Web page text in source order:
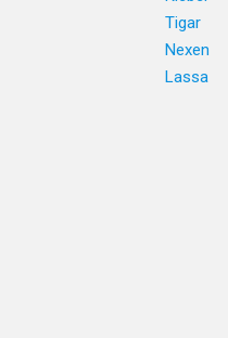
Tigar
Nexen
Lassa